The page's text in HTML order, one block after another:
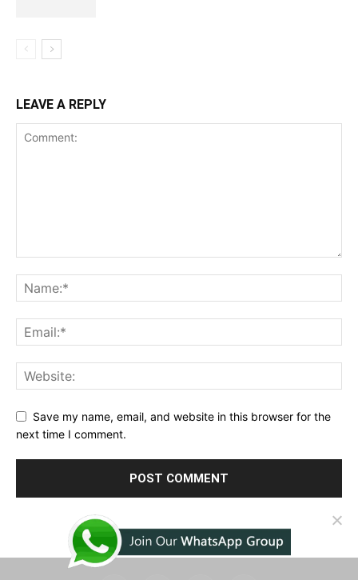
LEAVE A REPLY
Save my name, email, and website in this browser for the
next time I comment.